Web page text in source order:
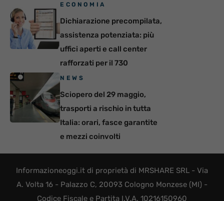
ECONOMIA
Dichiarazione precompilata,
assistenza potenziata: più
uffici aperti e call center
rafforzati per il 730
NEWS
Sciopero del 29 maggio,
trasporti a rischio in tutta
Italia: orari, fasce garantite
e mezzi coinvolti
Informazioneoggi.it di proprietà di MRSHARE SRL - Via
A. Volta 16 - Palazzo C, 20093 Cologno Monzese (MI) -
Codice Fiscale e Partita I.V.A. 10216150960